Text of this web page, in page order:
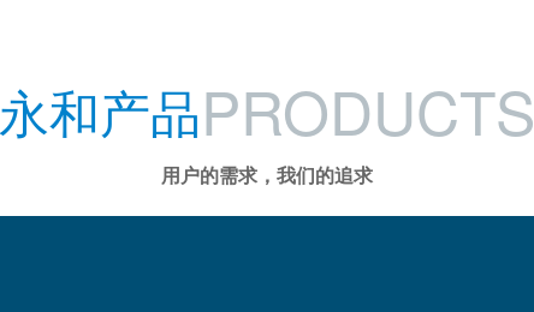
永和产品PRODUCTS
用户的需求，我们的追求